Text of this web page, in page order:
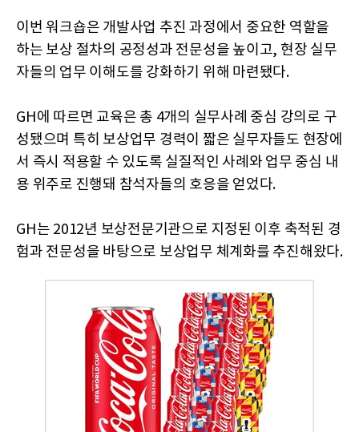
이번 워크숍은 개발사업 추진 과정에서 중요한 역할을
하는 보상 절차의 공정성과 전문성을 높이고, 현장 실무
자들의 업무 이해도를 강화하기 위해 마련됐다.
GH에 따르면 교육은 총 4개의 실무사례 중심 강의로 구
성됐으며 특히 보상업무 경력이 짧은 실무자들도 현장에
서 즉시 적용할 수 있도록 실질적인 사례와 업무 중심 내
용 위주로 진행돼 참석자들의 호응을 얻었다.
GH는 2012년 보상전문기관으로 지정된 이후 축적된 경
험과 전문성을 바탕으로 보상업무 체계화를 추진해왔다.